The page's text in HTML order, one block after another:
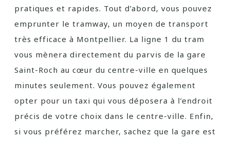
pratiques et rapides. Tout d’abord, vous pouvez
emprunter le tramway, un moyen de transport
très efficace à Montpellier. La ligne 1 du tram
vous mènera directement du parvis de la gare
Saint-Roch au cœur du centre-ville en quelques
minutes seulement. Vous pouvez également
opter pour un taxi qui vous déposera à l’endroit
précis de votre choix dans le centre-ville. Enfin,
si vous préférez marcher, sachez que la gare est